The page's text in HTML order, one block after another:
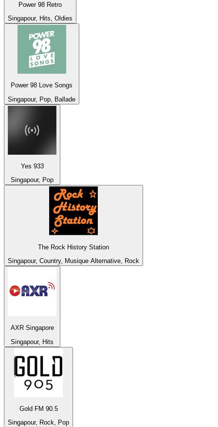
Power 98 Retro
Singapour, Hits, Oldies
Power 98 Love Songs
Singapour, Pop, Ballade
Yes 933
Singapour, Pop
The Rock History Station
Singapour, Country, Musique Alternative, Rock
AXR Singapore
Singapour, Hits
Gold FM 90.5
Singapour, Rock, Pop